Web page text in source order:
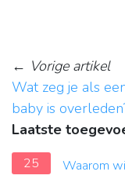
← Vorige artikel
Wat zeg je als
baby is
Laatste
25
Waarom